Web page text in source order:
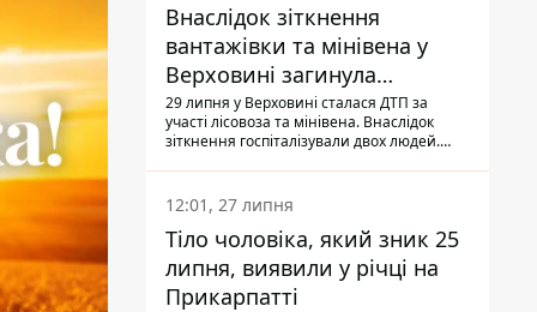
Внаслідок зіткнення
вантажівки та мінівена у
Верховині загинула
пасажирка, водійка - у
лікарні
29 липня у Верховині сталася ДТП за
участі лісовоза та мінівена. Внаслідок
зіткнення госпіталізували двох людей.
Також травми отримала водійка
автомобіля.
12:01, 27 липня
Тіло чоловіка, який зник 25
липня, виявили у річці на
Прикарпатті